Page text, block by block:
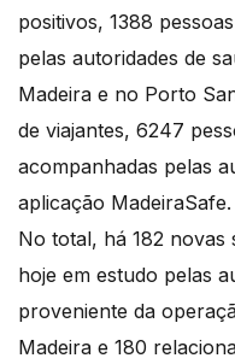
positivos, 1388
pelas autoridades de
Madeira e no Porto
de viajantes, 6247
acompanhadas pelas
aplicação MadeiraSafe.
No total, há 182 novas
hoje em estudo pelas
proveniente da
Madeira e 180